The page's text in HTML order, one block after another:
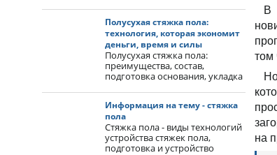
полов, где стяжка служит…
Полусухая стяжка пола:
технология, которая экономит
деньги, время и силы
Полусухая стяжка пола:
преимущества, состав,
подготовка основания, укладка
и идеальная ровность под…
Информация на тему - стяжка
пола
Стяжка пола - виды технологий
устройства стяжек пола,
подготовка и устройство
В
том
на